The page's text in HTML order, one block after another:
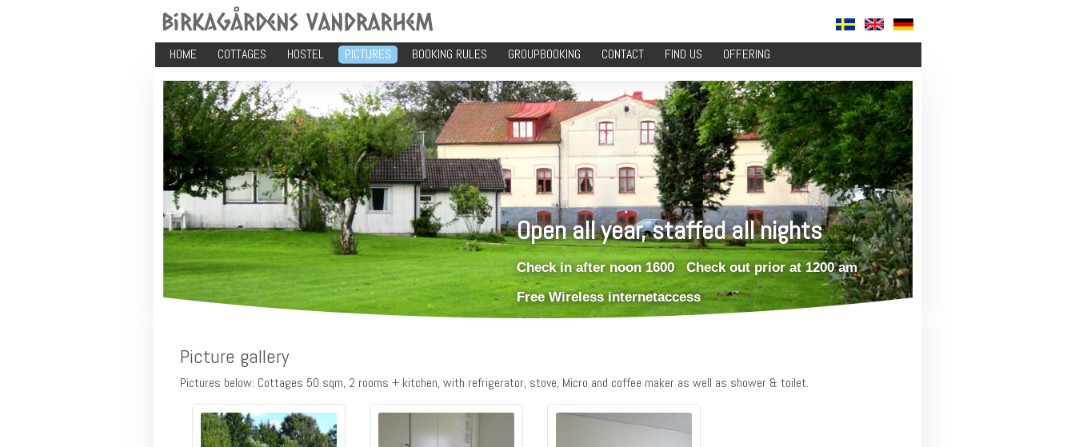
HOME COTTAGES HOSTEL PICTURES BOOKING RULES GROUPBOOKING CONTACT FIND US OFFERING
Open all year, staffed all nights
Check in after noon 1600 Check out prior at 1200 am
Free Wireless internetaccess
Picture gallery
Pictures below: Cottages 50 sqm, 2 rooms + kitchen, with refrigerator, stove, Micro and coffee maker as well as shower & toilet.